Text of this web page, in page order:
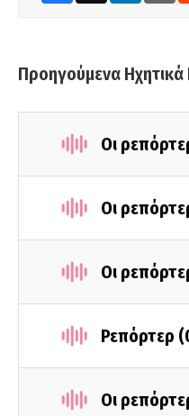
Προηγούμενα
Οι
Οι
Οι
Ρεπόρτερ
Οι